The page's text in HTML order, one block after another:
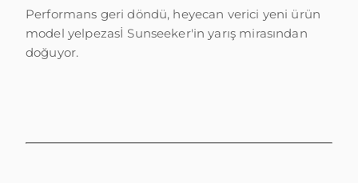
Performans geri döndü, heyecan verici yeni ürün
model yelpezasİ Sunseeker'in yarış mirasından
doğuyor.